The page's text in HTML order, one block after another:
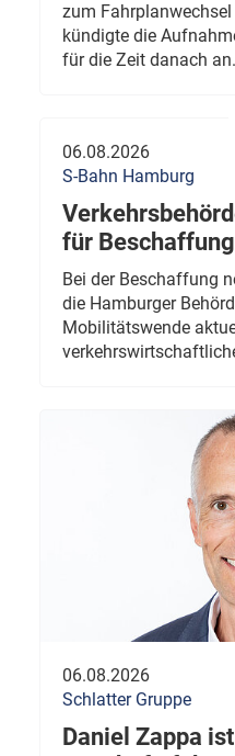
zum
kündigte die
für die Zeit danach an.
06.08.2026
S-Bahn Hamburg
für
Bei der Beschaffung
die Hamburger
Mobilitätswende
06.08.2026
Schlatter Gruppe
Daniel Zappa